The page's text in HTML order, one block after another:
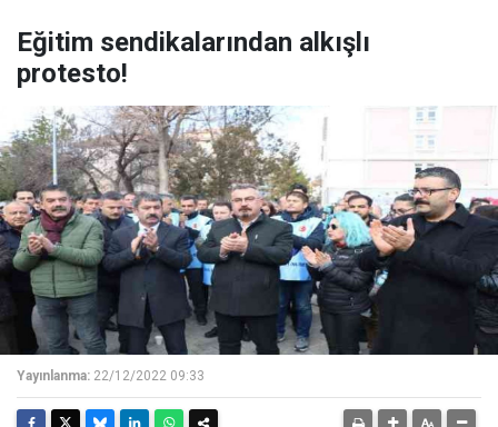
Eğitim sendikalarından alkışlı
protesto!
Yayınlanma: 22/12/2022 09:33